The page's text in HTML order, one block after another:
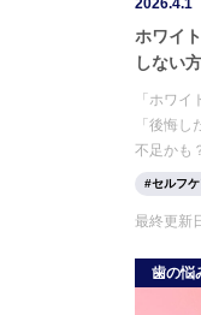
2026.4.1
ホワイ
しない
「ホワイ
「後悔
不足かも
グとの違
デメリッ
しない、
セルフケ
最終更新
歯の悩